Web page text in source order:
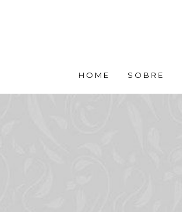
HOME SOBRE